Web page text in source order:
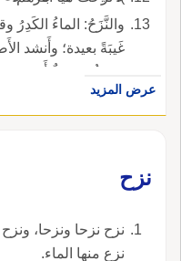
والنَّزَحُ: الماءُ الكَدِرُ
غَيبَةً بعيدة؛ وأَنشد
يَجيءُ به نَعِيٌّ أَو
منه؛ قال ابن هَرْمَة
حين تُرْمى ومن ذَمِّ
عرض المزيد
نزح
نزح نزحا ونزحا، ونزح
نزع منها الماء.